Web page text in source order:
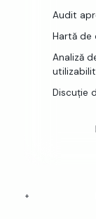
Audit
Hartă de
Analiză
Discuție
+